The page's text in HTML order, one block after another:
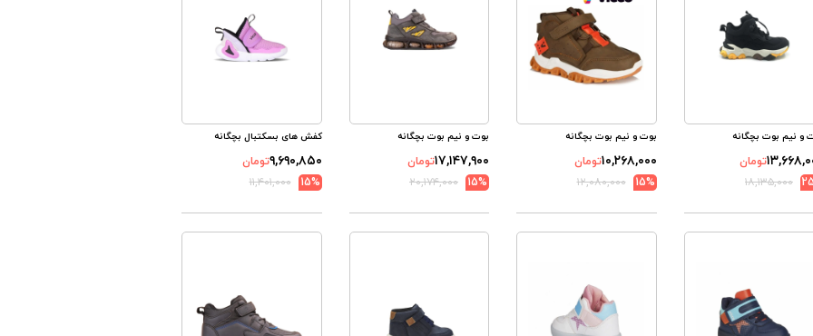
و نیم بوت بچگانه
تومان
۱۸,۱۳۵,۰۰۰
بوت و نیم بوت بچگانه
۱۰,۲۶۸,۰۰۰تومان
15%
۱۲,۰۸۰,۰۰۰
بوت و نیم بوت بچگانه
۱۷,۱۴۷,۹۰۰تومان
15%
۲۰,۱۷۴,۰۰۰
کفش های بسکتبال بچگانه
۹,۶۹۰,۸۵۰تومان
15%
۱۱,۴۰۱,۰۰۰